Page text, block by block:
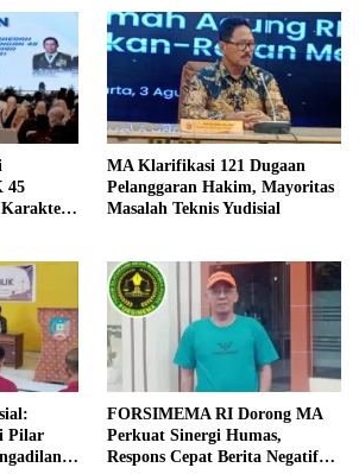
45
MA Klarifikasi 121 Dugaan
Pelanggaran Hakim, Mayoritas
Masalah Teknis Yudisial
Pilar
FORSIMEMA RI Dorong MA
Perkuat Sinergi Humas,
Respons Cepat Berita Negatif